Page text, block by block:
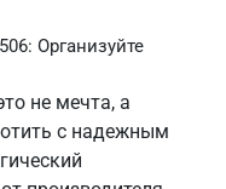
Организуйте
не мечта, а
с надежным